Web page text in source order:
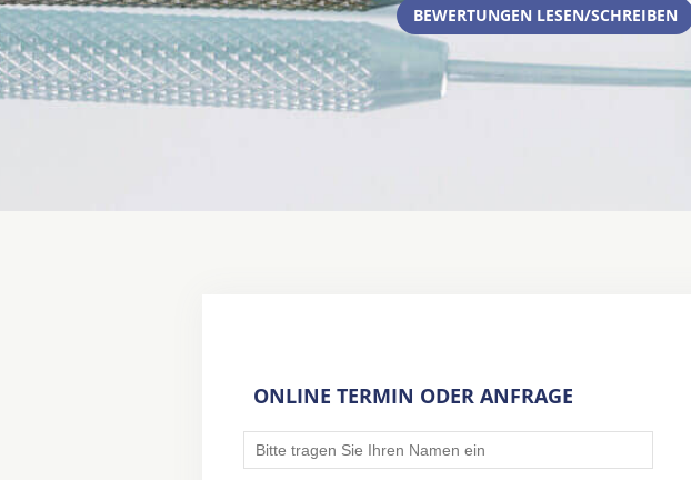
BEWERTUNGEN LESEN/SCHREIBEN
ONLINE TERMIN ODER ANFRAGE